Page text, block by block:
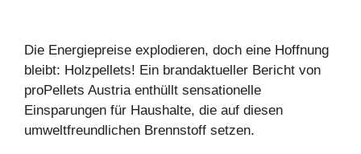
Die Energiepreise explodieren, doch eine Hoffnung
bleibt: Holzpellets! Ein brandaktueller Bericht von
proPellets Austria enthüllt sensationelle
Einsparungen für Haushalte, die auf diesen
umweltfreundlichen Brennstoff setzen.